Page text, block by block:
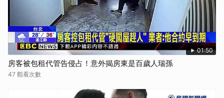
01:50
房客被包租代管告侵占！意外揭房東是百歲人瑞孫
47 觀看次數